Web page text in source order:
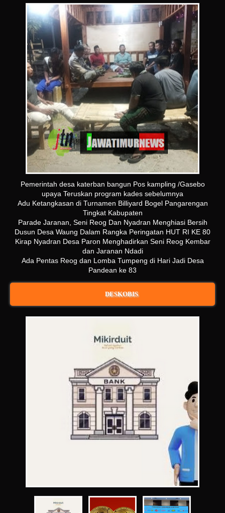
Pemerintah desa katerban bangun Pos kampling /Gasebo
upaya Teruskan program kades sebelumnya
Adu Ketangkasan di Turnamen Billiyard Bogel Pangarengan
Tingkat Kabupaten
Parade Jaranan, Seni Reog Dan Nyadran Menghiasi Bersih
Dusun Desa Waung Dalam Rangka Peringatan HUT RI KE 80
Kirap Nyadran Desa Paron Menghadirkan Seni Reog Kembar
dan Jaranan Ndadi
Ada Pentas Reog dan Lomba Tumpeng di Hari Jadi Desa
Pandean ke 83
DESKOBIS